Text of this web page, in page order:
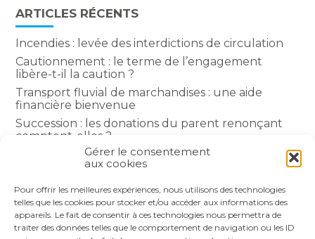
Gérer le consentement
aux cookies
Pour offrir les meilleures expériences, nous utilisons des technologies
telles que les cookies pour stocker et/ou accéder aux informations des
appareils. Le fait de consentir à ces technologies nous permettra de
traiter des données telles que le comportement de navigation ou les ID
ARTICLES RÉCENTS
Incendies : levée des interdictions de circulation
Cautionnement : le terme de l’engagement
libère-t-il la caution ?
Transport fluvial de marchandises : une aide
financière bienvenue
Succession : les donations du parent renonçant
comptent-elles ?
Encadrement des loyers : une année de plus
COMMENTAIRES RÉCENTS